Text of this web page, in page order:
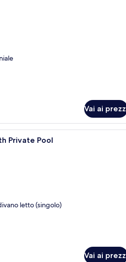
Vai ai
Area piscina con acque
Private Pool
letto (singolo)
Vai ai